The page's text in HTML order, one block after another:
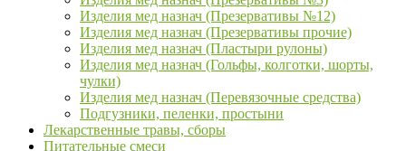
Изделия мед назнач (Презервативы №12)
Изделия мед назнач (Презервативы прочие)
Изделия мед назнач (Пластыри рулоны)
Изделия мед назнач (Гольфы, колготки, шорты,
чулки)
Изделия мед назнач (Перевязочные средства)
Подгузники, пеленки, простыни
Лекарственные травы, сборы
Питательные смеси